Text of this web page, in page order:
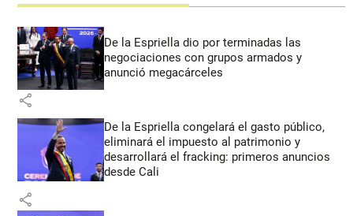
De la Espriella dio por terminadas las
negociaciones con grupos armados y
anunció megacárceles
share
De la Espriella congelará el gasto público,
eliminará el impuesto al patrimonio y
desarrollará el fracking: primeros anuncios
desde Cali
share